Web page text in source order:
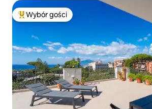
Najpopularniejsze z kategorii Wybór gości
Wybór gości